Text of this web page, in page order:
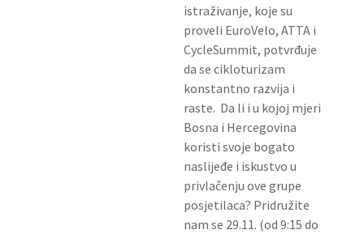
istraživanje, koje su
proveli EuroVelo, ATTA i
CycleSummit, potvrđuje
da se cikloturizam
konstantno razvija i
raste. Da li i u kojoj mjeri
Bosna i Hercegovina
koristi svoje bogato
naslijeđe i iskustvo u
privlačenju ove grupe
posjetilaca? Pridružite
nam se 29.11. (od 9:15 do